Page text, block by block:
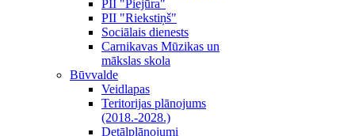
PII "Piejūra"
PII "Riekstiņš"
Sociālais dienests
Carnikavas Mūzikas un
mākslas skola
Būvvalde
Veidlapas
Teritorijas plānojums
(2018.-2028.)
Detālplānojumi